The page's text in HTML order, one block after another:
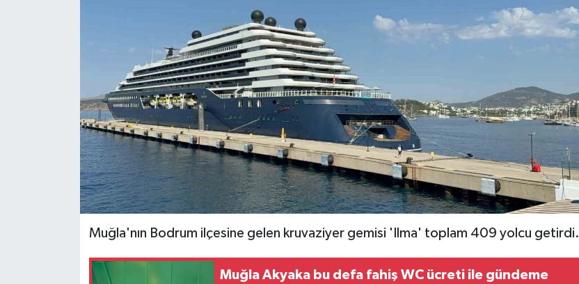
Muğla'nın Bodrum ilçesine gelen kruvaziyer gemisi 'Ilma' toplam 409 yolcu getirdi.
Muğla Akyaka bu defa fahiş WC ücreti ile gündeme